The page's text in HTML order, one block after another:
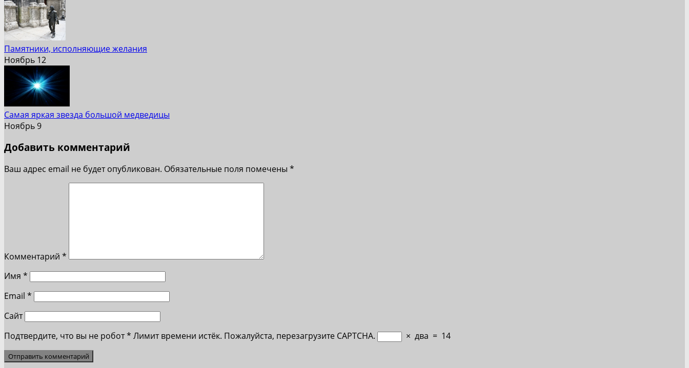
Памятники, исполняющие желания
Ноябрь 12
Самая яркая звезда большой медведицы
Ноябрь 9
Добавить комментарий
Ваш адрес email не будет опубликован. Обязательные поля помечены *
Комментарий *
Имя *
Email *
Сайт
Подтвердите, что вы не робот* Лимит времени истёк. Пожалуйста, перезагрузите CAPTCHA. × два = 14